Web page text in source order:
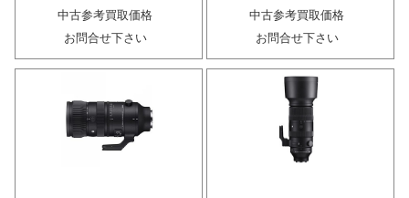
中古参考買取価格
お問合せ下さい
中古参考買取価格
お問合せ下さい